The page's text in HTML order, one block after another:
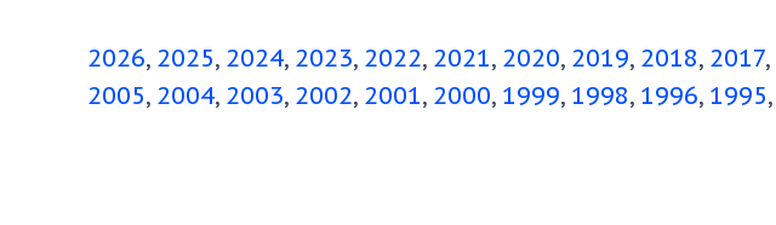
перестало
2026 2025 2024 2023 2022 2021 2020 2019 2018 2017
2005 2004 2003 2002 2001 2000 1999 1998 1996 1995